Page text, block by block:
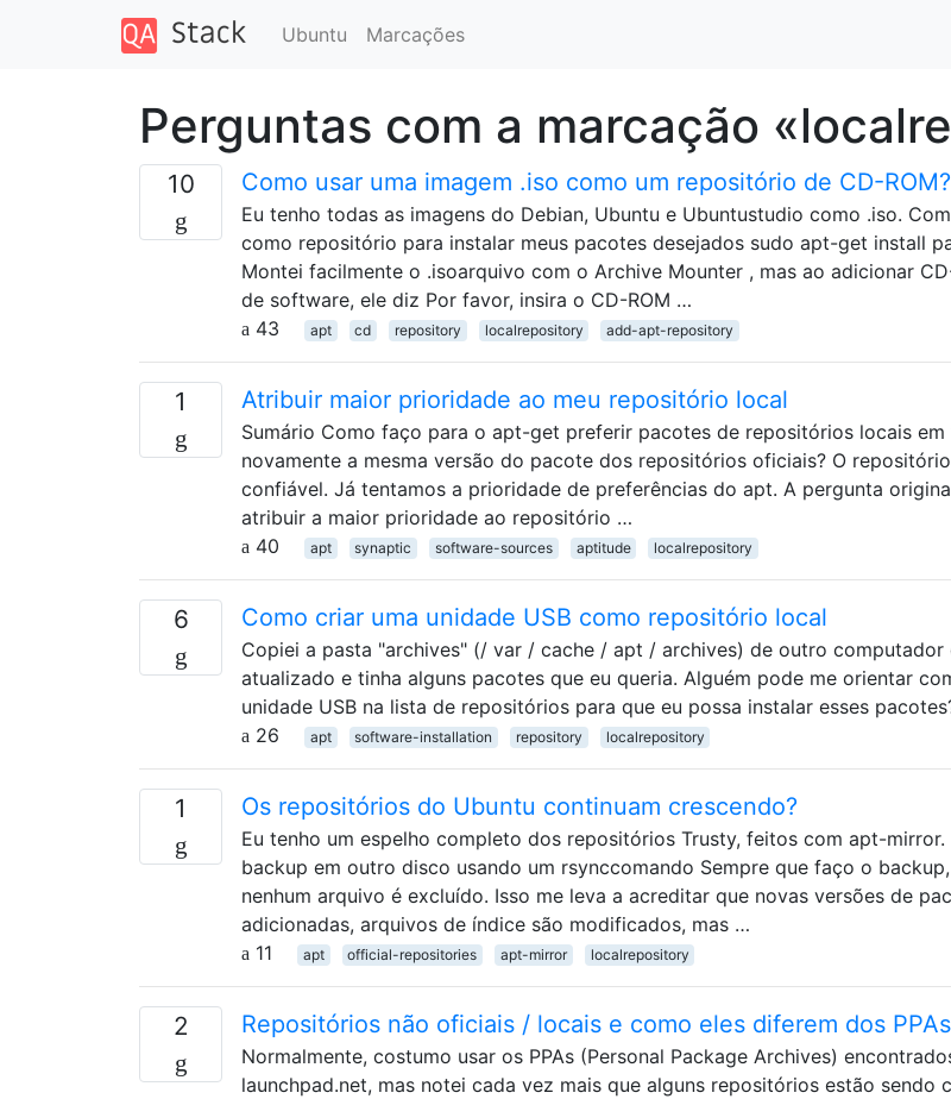
Ubuntu Marcações
Perguntas com a marcação
10 Como usar uma imagem .iso como um repositório de CD-ROM?
Eu tenho todas as imagens do Debian, Ubuntu e Ubuntustudio como .iso.
como repositório para instalar meus pacotes desejados sudo apt-get install
Montei facilmente o .isoarquivo com o Archive Mounter , mas ao adicionar
de software, ele diz Por favor, insira o CD-ROM …
43
apt cd repository localrepository add-apt-repository
1 Atribuir maior prioridade ao meu repositório local
Sumário Como faço para o apt-get preferir pacotes de repositórios locais
novamente a mesma versão do pacote dos repositórios oficiais? O
confiável. Já tentamos a prioridade de preferências do apt. A pergunta
atribuir a maior prioridade ao repositório …
40
apt synaptic software-sources aptitude localrepository
6 Como criar uma unidade USB como repositório local
Copiei a pasta "archives" (/ var / cache / apt / archives) de outro
atualizado e tinha alguns pacotes que eu queria. Alguém pode me orientar
unidade USB na lista de repositórios para que eu possa instalar esses
26
apt software-installation repository localrepository
1 Os repositórios do Ubuntu continuam crescendo?
Eu tenho um espelho completo dos repositórios Trusty, feitos com apt-mirror.
backup em outro disco usando um rsynccomando Sempre que faço o
nenhum arquivo é excluído. Isso me leva a acreditar que novas versões de
adicionadas, arquivos de índice são modificados, mas …
11
apt official-repositories apt-mirror localrepository
2 Repositórios não oficiais / locais e como eles diferem dos
Normalmente, costumo usar os PPAs (Personal Package Archives)
launchpad.net, mas notei cada vez mais que alguns repositórios estão sendo